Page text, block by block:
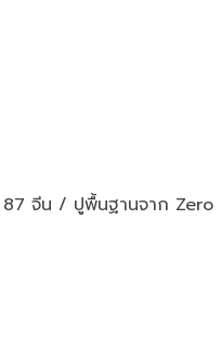
87 จีน / ปูพื้นฐานจาก Zero